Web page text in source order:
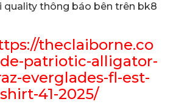
quality thông báo bên trên bk8
theclaiborne.co
patriotic-alligator-
everglades-fl-est-
41-2025/